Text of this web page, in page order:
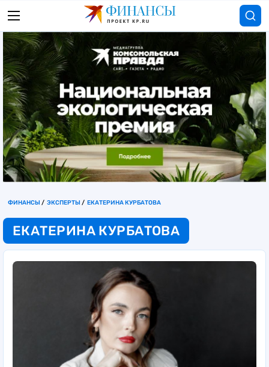
ФИНАНСЫ ЭКСПЕРТЫ ЕКАТЕРИНА КУРБАТОВА
ЕКАТЕРИНА КУРБАТОВА